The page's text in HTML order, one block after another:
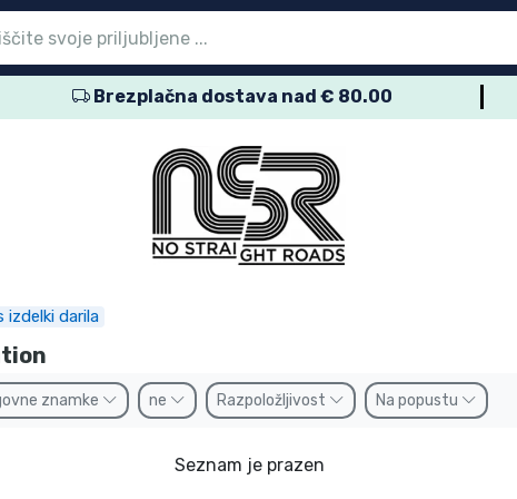
Brezplačna dostava nad € 80.00
izdelki darila
znamke ne Razpoložljivost Na popustu
Seznam je prazen
meni
meni
meni
meni
meni
meni
meni
meni
meni